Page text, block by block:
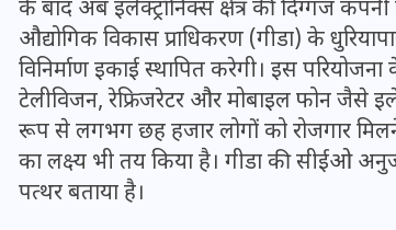
के बाद अब इलेक्ट्रॉनिक्स क्षेत्र की दिग्गज
औद्योगिक विकास प्राधिकरण (गीडा) के
विनिर्माण इकाई स्थापित करेगी। इस
टेलीविजन, रेफ्रिजरेटर और मोबाइल फोन जैसे
रूप से लगभग छह हजार लोगों को रोजगार मिलने
का लक्ष्य भी तय किया है। गीडा की सीईओ
पत्थर बताया है।